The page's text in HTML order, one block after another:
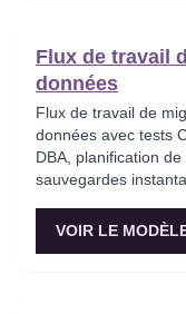
Flux de travail
données
Flux de travail de
données avec tests
DBA, planification
sauvegardes
automatique.
VOIR LE